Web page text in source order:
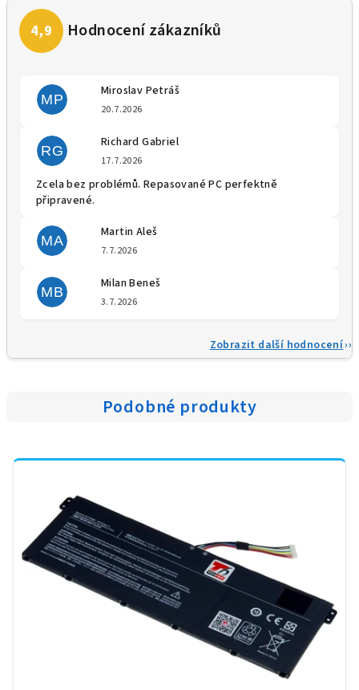
MP
Miroslav Petráš
20.7.2026
RG
Richard Gabriel
17.7.2026
Zcela bez problémů. Repasované PC perfektně
připravené.
MA
Martin Aleš
7.7.2026
MB
Milan Beneš
3.7.2026
Zobrazit další hodnocení
Podobné produkty